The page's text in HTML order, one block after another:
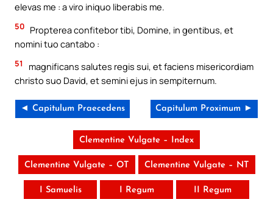
elevas me : a viro iniquo liberabis me.
50 Propterea confitebor tibi, Domine, in gentibus, et
nomini tuo cantabo :
51
magnificans salutes regis sui, et faciens misericordiam
christo suo David, et semini ejus in sempiternum.
◄ Capitulum Praecedens Capitulum Proximum ►
Clementine Vulgate – Index
Clementine Vulgate – OT Clementine Vulgate – NT
I Samuelis I Regum II Regum